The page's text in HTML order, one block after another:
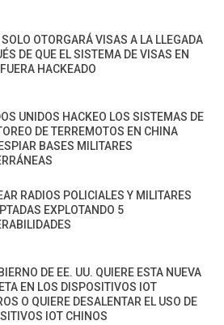
OTORGARÁ VISAS A LA LLEGADA
DE QUE EL SISTEMA DE VISAS EN
HACKEADO
UNIDOS HACKEO LOS SISTEMAS DE
DE TERREMOTOS EN CHINA
BASES MILITARES
RADIOS POLICIALES Y MILITARES
EXPLOTANDO 5
DE EE. UU. QUIERE ESTA NUEVA
EN LOS DISPOSITIVOS IOT
O QUIERE DESALENTAR EL USO DE
IOT CHINOS